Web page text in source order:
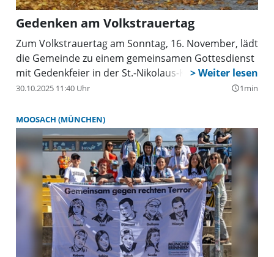
Gedenken am Volkstrauertag
Zum Volkstrauertag am Sonntag, 16. November, lädt
die Gemeinde zu einem gemeinsamen Gottesdienst
mit Gedenkfeier in der St.-Nikolaus-Kirche ein.
30.10.2025 11:40 Uhr query_builder1min
MOOSACH (MÜNCHEN)